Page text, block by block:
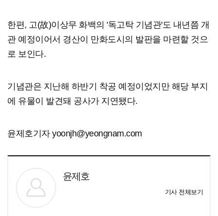
한편, 고(故)이상무 화백의 '독고탁 기념관'도 내년쯤 개
관 예정이어서 경산이 만화도시의 발판을 마련할 것으
로 보인다.
기념관은 지난해 하반기 착공 예정이었지만 해당 부지
에 유물이 발견돼 공사가 지연됐다.
윤제호기자 yoonjh@yeongnam.com
윤제호
기사 전체보기